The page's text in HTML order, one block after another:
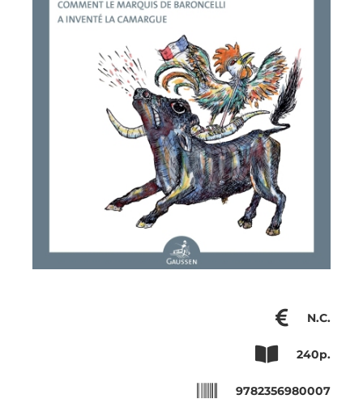
N.C.
240p.
9782356980007